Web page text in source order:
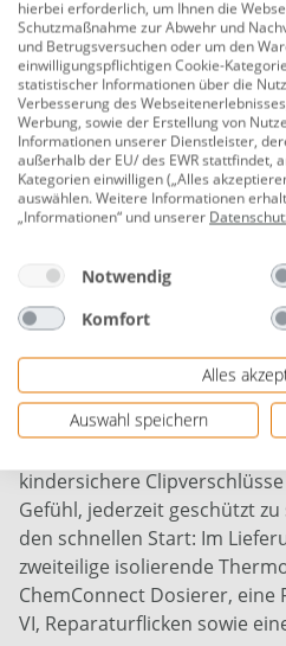
automatisch, sobald die
Grad fällt, und schützt das
Einfrieren. Ein
Durchfluss pro Stunde sorgt
kristallklares Wasser,
Energiespartimer Dir erlaubt,
Tage im Voraus zu planen –
und sparst bares Geld.
bequem aus dem Wasser
Luftbefüllung erfolgt per
Pumpeneinheit, und dank
sowie
komplett werkzeugfrei. GS-
TÜV Rheinland,
kindersichere
Gefühl, jederzeit geschützt
den schnellen Start: Im
zweiteilige isolierende
ChemConnect Dosierer,
VI, Reparaturflicken sowie
hierbei erforderlich, um Ihnen die
Schutzmaßnahme zur Abwehr und
und Betrugsversuchen oder um den
einwilligungspflichtigen Cookie-
statistischer Informationen über die
Verbesserung des
Werbung, sowie der Erstellung von
Informationen unserer Dienstleister,
außerhalb der EU/ des EWR stattfindet,
Kategorien einwilligen („Alles
auswählen. Weitere Informationen
„Informationen“ und unserer
Notwendig
Komfort
Alles
Auswahl speichern